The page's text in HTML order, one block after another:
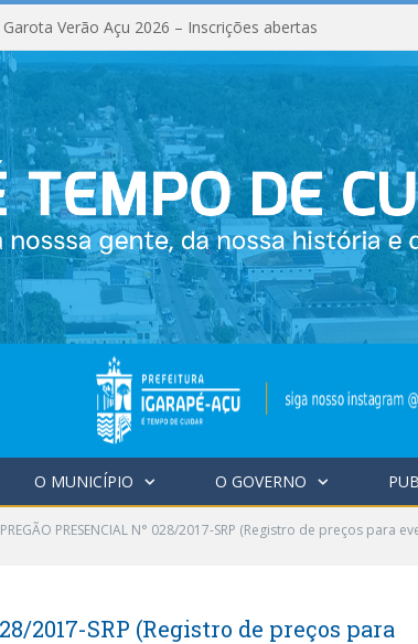
Verão Açu 2026 – Inscrições abertas
O MUNICÍPIO O GOVERNO
PREGÃO PRESENCIAL N° 028/2017-SRP (Registro de preços para
2017-SRP (Registro de preços para